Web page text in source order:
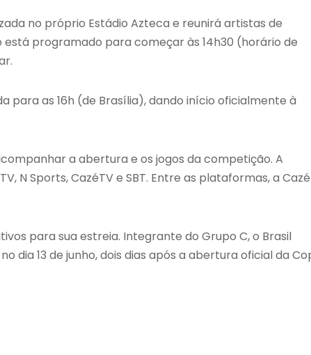
no próprio Estádio Azteca e reunirá artistas de
programado para começar às 14h30 (horário de
para as 16h (de Brasília), dando início oficialmente à
a abertura e os jogos da competição. A
N Sports, CazéTV e SBT. Entre as plataformas, a
para sua estreia. Integrante do Grupo C, o Brasil
13 de junho, dois dias após a abertura oficial da